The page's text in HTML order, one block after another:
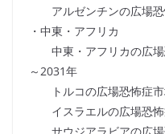
アルゼンチンの広場恐
・中東・アフリカ
中東・アフリカの広場
～2031年
トルコの広場恐怖症市
イスラエルの広場恐怖